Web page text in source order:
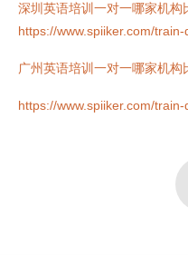
深圳英语培训一对一哪家机构
https://www.spiiker.com/
广州英语培训一对一哪家机构
https://www.spiiker.com/